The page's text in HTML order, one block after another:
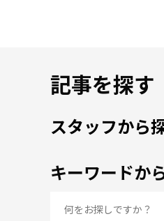
記事を探す
スタッフから
キーワードか